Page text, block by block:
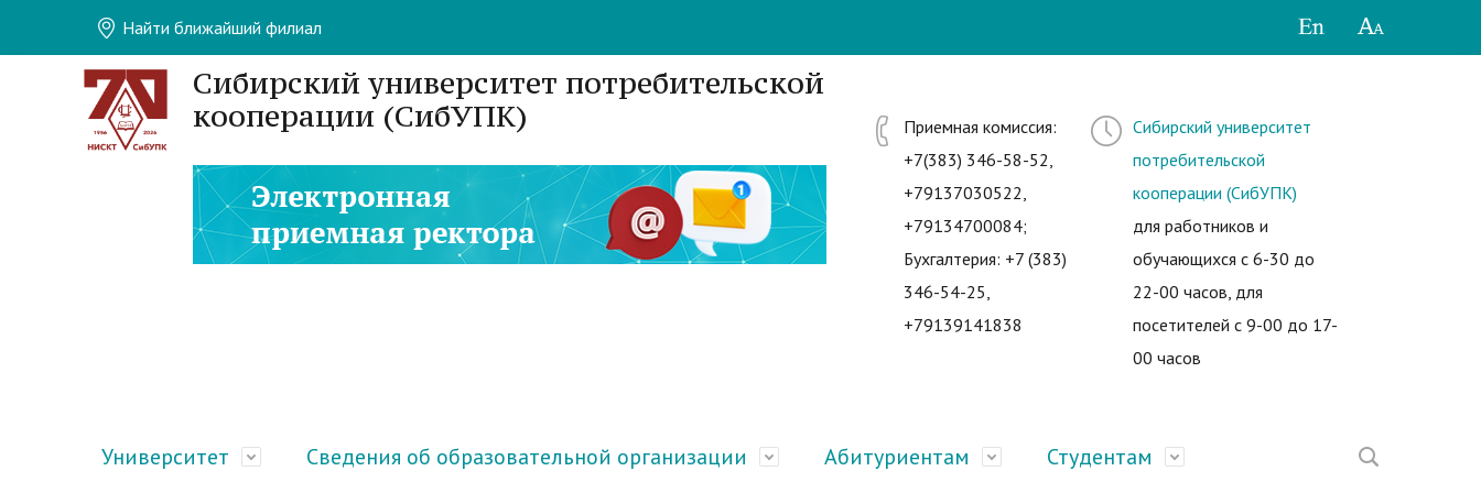
Найти ближайший филиал
Сибирский университет потребительской
кооперации (СибУПК)
Приемная комиссия:
+7(383) 346-58-52,
+79137030522,
+79134700084;
Бухгалтерия: +7 (383)
346-54-25,
+79139141838
Сибирский университет
потребительской
кооперации (СибУПК)
для работников и
обучающихся с 6-30 до
22-00 часов, для
посетителей с 9-00 до 17-
00 часов
Университет Сведения об образовательной организации Абитуриентам Студентам